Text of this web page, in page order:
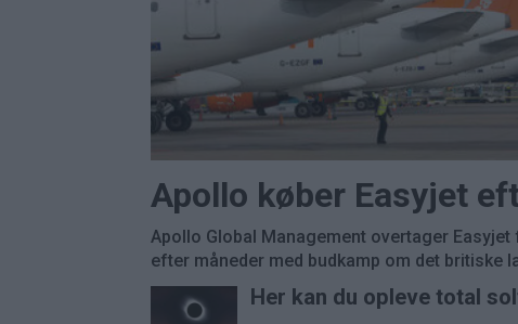
Apollo køber Easyjet
Apollo Global Management overtager
efter måneder med budkamp om det britiske
Her kan du opleve total